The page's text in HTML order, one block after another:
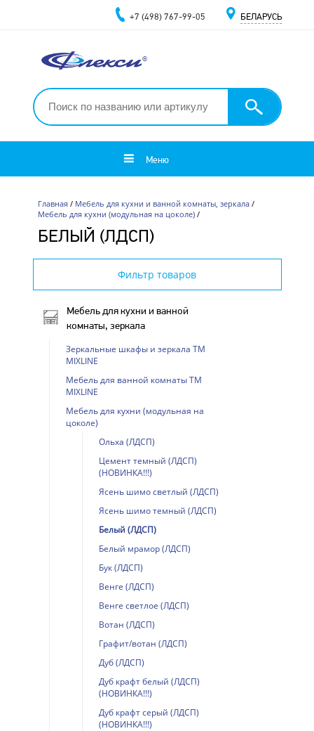
+7 (498) 767-99-05 БЕЛАРУСЬ
Меню
Главная/ Мебель для кухни и ванной комнаты, зеркала/
Мебель для кухни (модульная на цоколе)/
БЕЛЫЙ (ЛДСП)
Фильтр товаров
Мебель для кухни и ванной
комнаты, зеркала
Зеркальные шкафы и зеркала ТМ
MIXLINE
Мебель для ванной комнаты ТМ
MIXLINE
Мебель для кухни (модульная на
цоколе)
Ольха (ЛДСП)
Цемент темный (ЛДСП)
(НОВИНКА!!!)
Ясень шимо светлый (ЛДСП)
Ясень шимо темный (ЛДСП)
Белый (ЛДСП)
Белый мрамор (ЛДСП)
Бук (ЛДСП)
Венге (ЛДСП)
Венге светлое (ЛДСП)
Вотан (ЛДСП)
Графит/вотан (ЛДСП)
Дуб (ЛДСП)
Дуб крафт белый (ЛДСП)
(НОВИНКА!!!)
Дуб крафт серый (ЛДСП)
(НОВИНКА!!!)